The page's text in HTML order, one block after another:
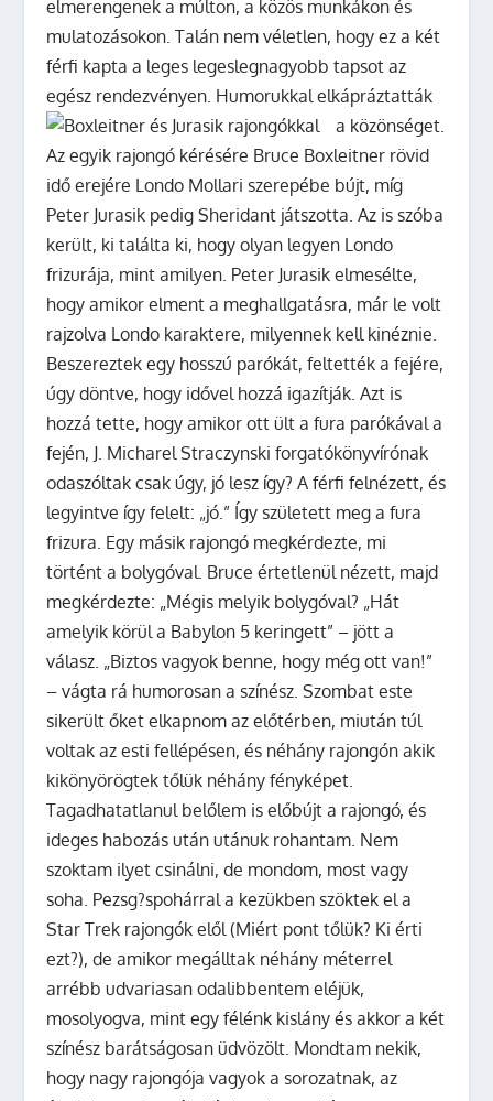
elmerengenek a múlton, a közös munkákon és
mulatozásokon. Talán nem véletlen, hogy ez a két
férfi kapta a leges legeslegnagyobb tapsot az
egész rendezvényen. Humorukkal elkápráztatták
a közönséget.
Az egyik rajongó kérésére Bruce Boxleitner rövid
idő erejére Londo Mollari szerepébe bújt, míg
Peter Jurasik pedig Sheridant játszotta. Az is szóba
került, ki találta ki, hogy olyan legyen Londo
frizurája, mint amilyen. Peter Jurasik elmesélte,
hogy amikor elment a meghallgatásra, már le volt
rajzolva Londo karaktere, milyennek kell kinéznie.
Beszereztek egy hosszú parókát, feltették a fejére,
úgy döntve, hogy idővel hozzá igazítják. Azt is
hozzá tette, hogy amikor ott ült a fura parókával a
fején, J. Micharel Straczynski forgatókönyvírónak
odaszóltak csak úgy, jó lesz így? A férfi felnézett, és
legyintve így felelt: „jó.” Így született meg a fura
frizura. Egy másik rajongó megkérdezte, mi
történt a bolygóval. Bruce értetlenül nézett, majd
megkérdezte: „Mégis melyik bolygóval? „Hát
amelyik körül a Babylon 5 keringett” – jött a
válasz. „Biztos vagyok benne, hogy még ott van!”
– vágta rá humorosan a színész. Szombat este
sikerült őket elkapnom az előtérben, miután túl
voltak az esti fellépésen, és néhány rajongón akik
kikönyörögtek tőlük néhány fényképet.
Tagadhatatlanul belőlem is előbújt a rajongó, és
ideges habozás után utánuk rohantam. Nem
szoktam ilyet csinálni, de mondom, most vagy
soha. Pezsg?spohárral a kezükben szöktek el a
Star Trek rajongók elől (Miért pont tőlük? Ki érti
ezt?), de amikor megálltak néhány méterrel
arrébb udvariasan odalibbentem eléjük,
mosolyogva, mint egy félénk kislány és akkor a két
színész barátságosan üdvözölt. Mondtam nekik,
hogy nagy rajongója vagyok a sorozatnak, az